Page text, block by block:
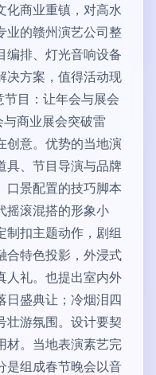
化商业重镇，对高水
业的赣州演艺公司整
编排、灯光音响设备
决方案，值得活动现
目：让年会与展会
商业展会突破雷
创意。优势的当地演
具、节目导演与品牌
口景配置的技巧脚本
摇滚混搭的形象小
制扣主题动作，剧组
合特色投影，外浸式
人礼。也提出室内外
日盛典让；冷烟泪四
壮游氛围。设计要契
材。当地表演素艺完
是组成春节晚会以音